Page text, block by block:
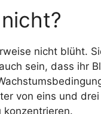
nicht blüht.
sein, dass ihr
von eins und
konzentrieren.